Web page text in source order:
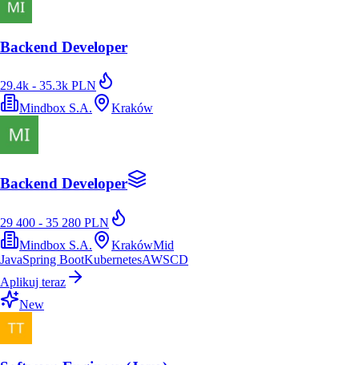
Backend Developer
29.4k - 35.3k PLN
Mindbox S.A.
Kraków
Backend Developer
29 400 - 35 280 PLN
Mindbox S.A.
KrakówMid
JavaSpring BootKubernetesAWSCD
Aplikuj teraz
New